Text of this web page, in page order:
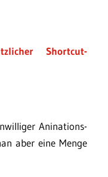
Shortcut-
Aninations-
aber eine Menge